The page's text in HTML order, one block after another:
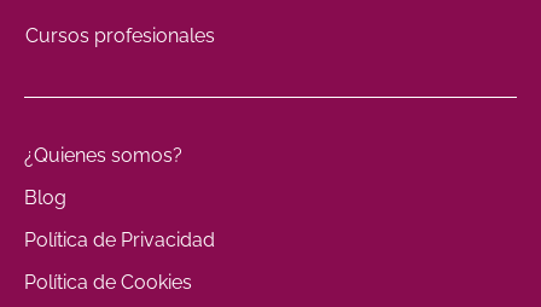
Cursos profesionales
¿Quienes somos?
Blog
Política de Privacidad
Política de Cookies